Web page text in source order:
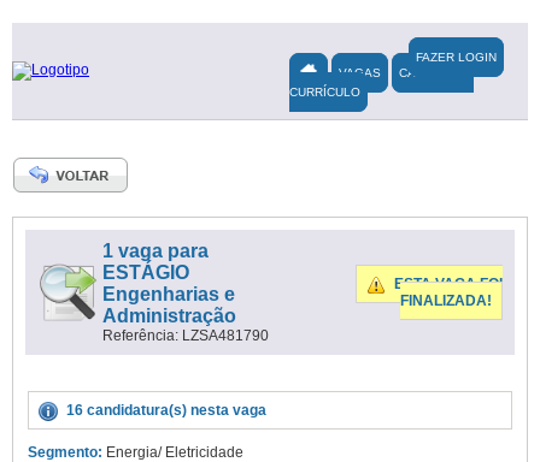
VAGAS
CADASTRAR
CURRÍCULO
FAZER LOGIN
1 vaga para
ESTÁGIO
Engenharias e
Administração
Referência: LZSA481790
ESTA VAGA FOI
FINALIZADA!
16 candidatura(s) nesta vaga
Segmento: Energia/ Eletricidade